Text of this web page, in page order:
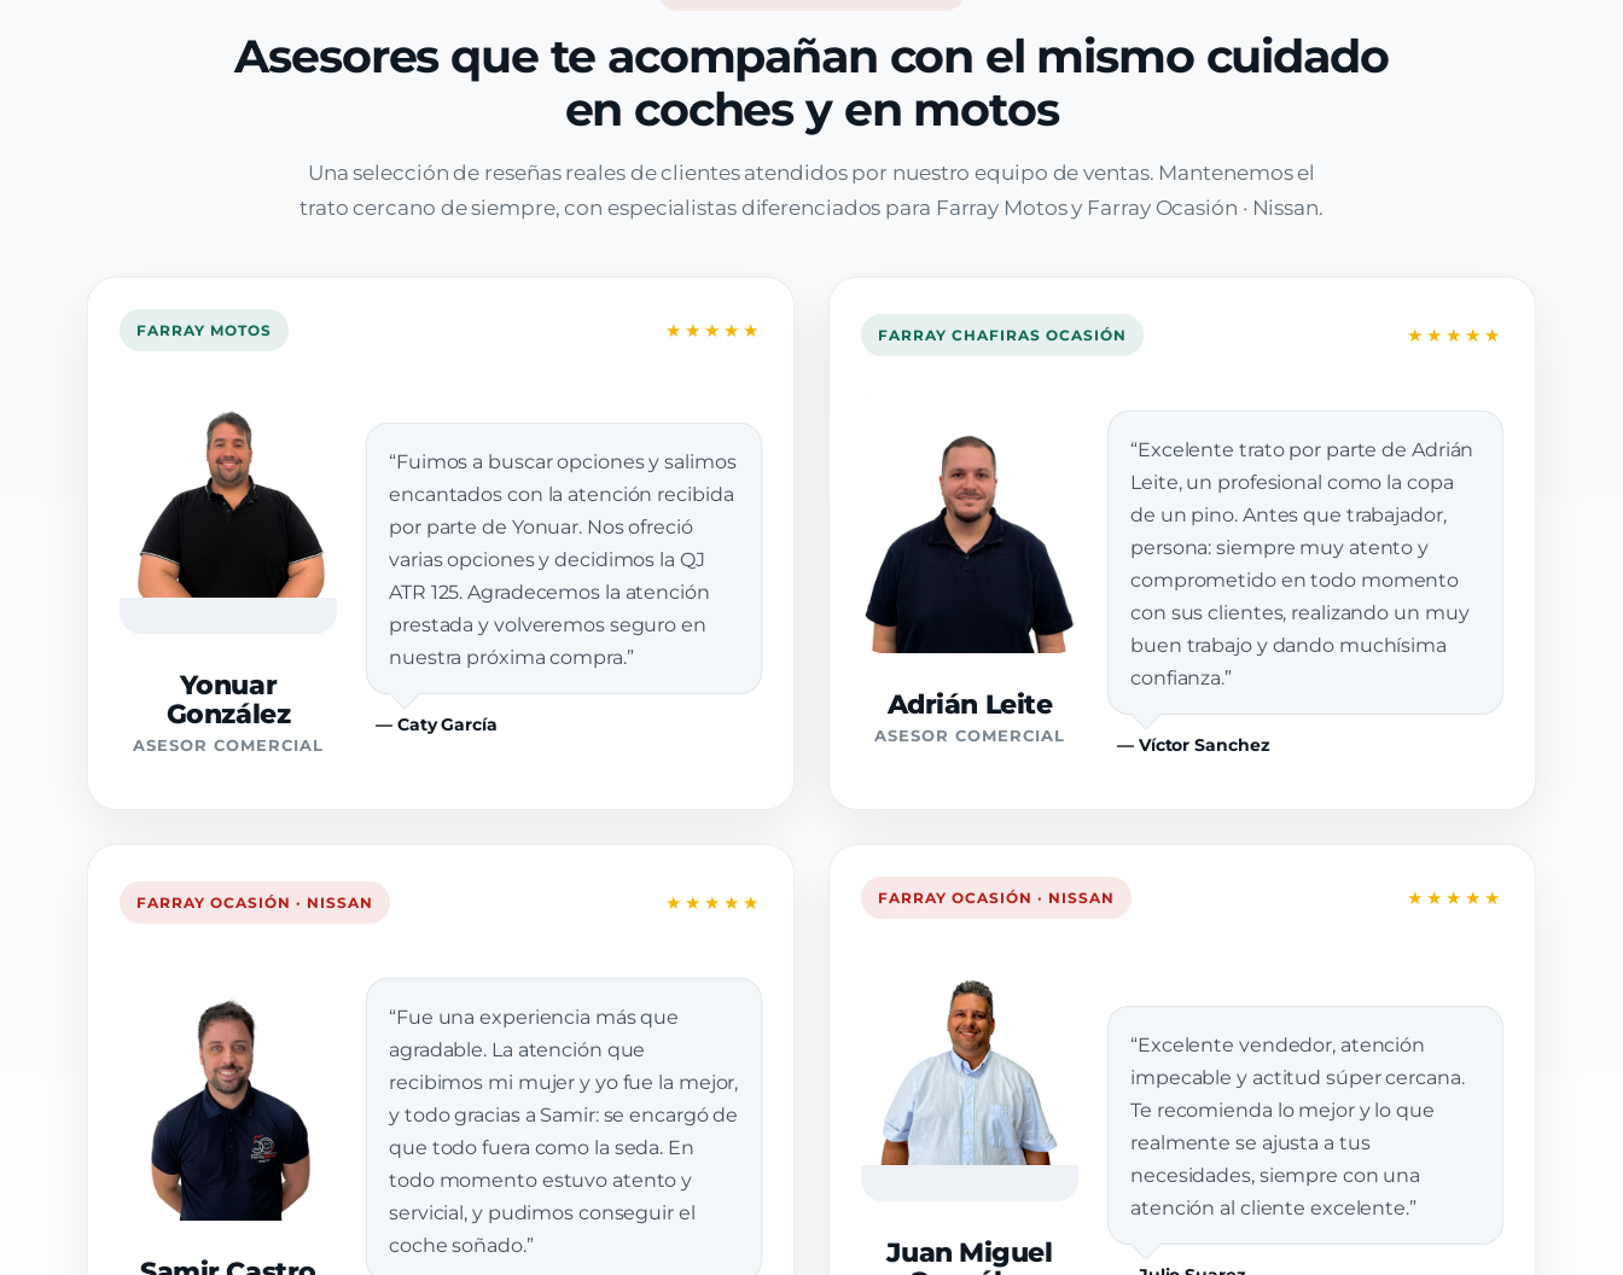
Asesores que te acompañan con el mismo cuidado
en coches y en motos
Una selección de reseñas reales de clientes atendidos por nuestro equipo de ventas. Mantenemos el
trato cercano de siempre, con especialistas diferenciados para Farray Motos y Farray Ocasión · Nissan.
FARRAY MOTOS ★★★★★
Yonuar
González
ASESOR COMERCIAL
“Fuimos a buscar opciones y salimos
encantados con la atención recibida
por parte de Yonuar. Nos ofreció
varias opciones y decidimos la QJ
ATR 125. Agradecemos la atención
prestada y volveremos seguro en
nuestra próxima compra.”
— Caty García
FARRAY CHAFIRAS OCASIÓN ★★★★★
Adrián Leite
ASESOR COMERCIAL
“Excelente trato por parte de Adrián
Leite, un profesional como la copa
de un pino. Antes que trabajador,
persona: siempre muy atento y
comprometido en todo momento
con sus clientes, realizando un muy
buen trabajo y dando muchísima
confianza.”
— Víctor Sanchez
FARRAY OCASIÓN · NISSAN ★★★★★
“Fue una experiencia más que
agradable. La atención que
recibimos mi mujer y yo fue la mejor,
y todo gracias a Samir: se encargó de
que todo fuera como la seda. En
todo momento estuvo atento y
servicial, y pudimos conseguir el
coche soñado.”
FARRAY OCASIÓN · NISSAN ★★★★★
Juan Miguel
“Excelente vendedor, atención
impecable y actitud súper cercana.
Te recomienda lo mejor y lo que
realmente se ajusta a tus
necesidades, siempre con una
atención al cliente excelente.”